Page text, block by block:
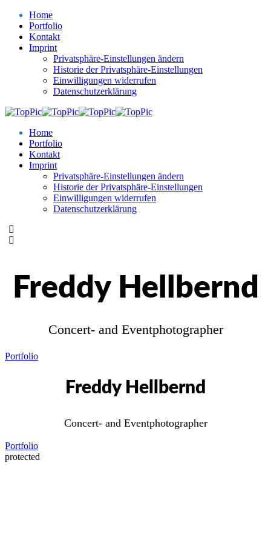
Home
Portfolio
Kontakt
Imprint
Privatsphäre-Einstellungen ändern
Historie der Privatsphäre-Einstellungen
Einwilligungen widerrufen
Datenschutzerklärung
Home
Portfolio
Kontakt
Imprint
Privatsphäre-Einstellungen ändern
Historie der Privatsphäre-Einstellungen
Einwilligungen widerrufen
Datenschutzerklärung
Freddy Hellbernd
Concert- and Eventphotographer
Portfolio
Freddy Hellbernd
Concert- and Eventphotographer
Portfolio
protected